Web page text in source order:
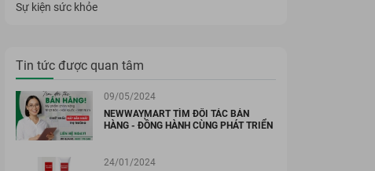
- 15%
Sự kiện sức khỏe
Tin tức được quan tâm
09/05/2024
NEWWAYMART TÌM ĐỐI TÁC BÁN
HÀNG - ĐỒNG HÀNH CÙNG PHÁT TRIỂN
24/01/2024